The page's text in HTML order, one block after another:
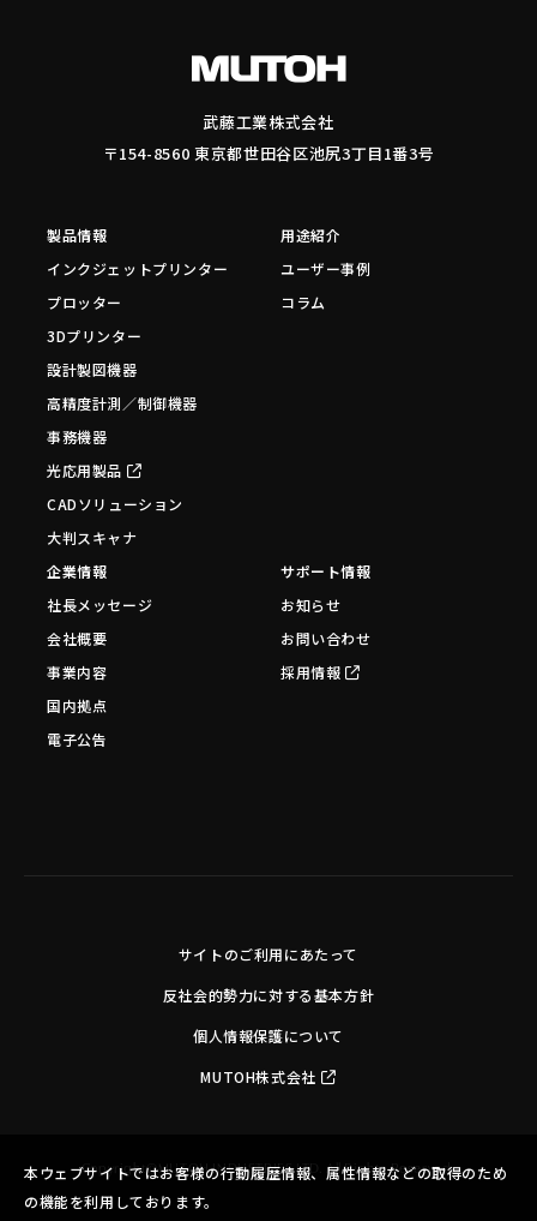
武藤工業株式会社
〒154-8560 東京都世田谷区池尻3丁目1番3号
製品情報
インクジェットプリンター
プロッター
3Dプリンター
設計製図機器
高精度計測／制御機器
事務機器
光応用製品
CADソリューション
大判スキャナ
用途紹介
ユーザー事例
コラム
企業情報
社長メッセージ
会社概要
事業内容
国内拠点
電子公告
サポート情報
お知らせ
お問い合わせ
採用情報
サイトのご利用にあたって
反社会的勢力に対する基本方針
個人情報保護について
MUTOH株式会社
Copyright©MUTOH INDUSTRIES LTD. All Rights Reserved.
本ウェブサイトではお客様の行動履歴情報、属性情報などの取得のため
の機能を利用しております。